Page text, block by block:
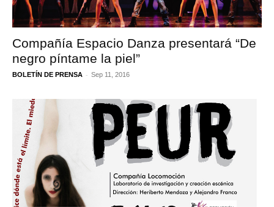
Compañía Espacio Danza presentará “De
negro píntame la piel”
BOLETÍN DE PRENSA - Sep 11, 2016